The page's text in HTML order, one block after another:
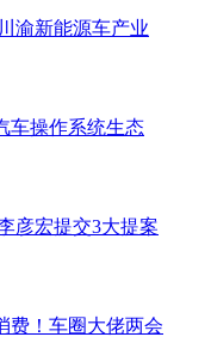
渝新能源车产业
车操作系统生态
彦宏提交3大提案
费！车圈大佬两会